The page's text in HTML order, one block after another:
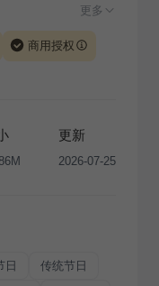
更多
商用授权
让、出售或出租，未
分发，否则将接照我
更新
2026-07-25
日 传统节日